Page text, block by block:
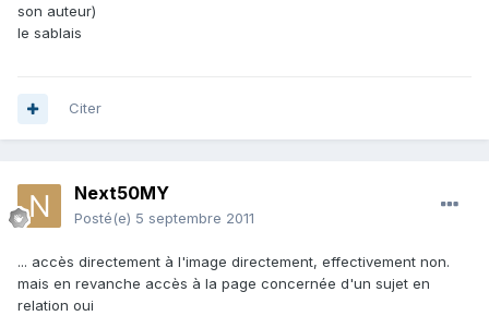
son auteur)
le sablais
Citer
Next50MY
Posté(e) 5 septembre 2011
... accès directement à l'image directement, effectivement non.
mais en revanche accès à la page concernée d'un sujet en
relation oui